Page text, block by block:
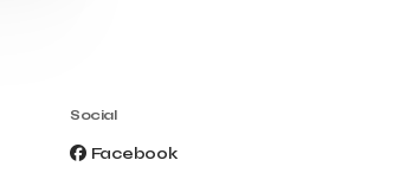
Creta PalmSocial
Facebook